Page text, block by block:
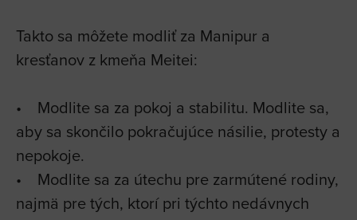
Takto sa môžete modliť za Manipur a
kresťanov z kmeňa Meitei:
• Modlite sa za pokoj a stabilitu. Modlite sa,
aby sa skončilo pokračujúce násilie, protesty a
nepokoje.
• Modlite sa za útechu pre zarmútené rodiny,
najmä pre tých, ktorí pri týchto nedávnych